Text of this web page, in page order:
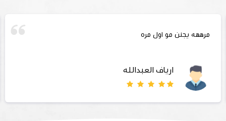
مرههه يجنن مو اول مره
ارياف العبدالله